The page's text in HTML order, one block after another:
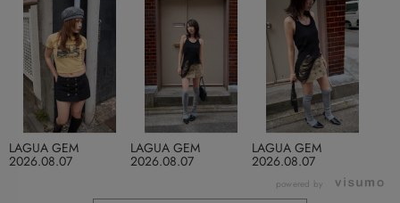
2026.08.07
LAGUA GEM
2026.08.07
LAGUA GEM
2026.08.07
LAGUA GEM
powered by